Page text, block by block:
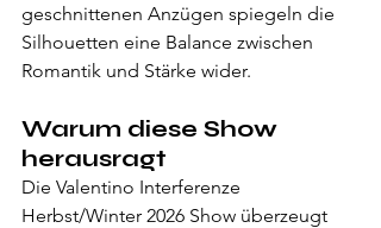
geschnittenen Anzügen spiegeln die
Silhouetten eine Balance zwischen
Romantik und Stärke wider.
Warum diese Show
herausragt
Die Valentino Interferenze
Herbst/Winter 2026 Show überzeugt